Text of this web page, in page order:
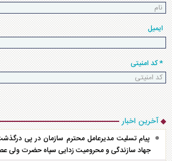
ایمیل
* کد امنیتی
آخرین اخبار
پیام تسلیت مدیرعامل محترم سازمان در پی
جهاد سازندگی و محرومیت زدایی سپاه حضرت ولی